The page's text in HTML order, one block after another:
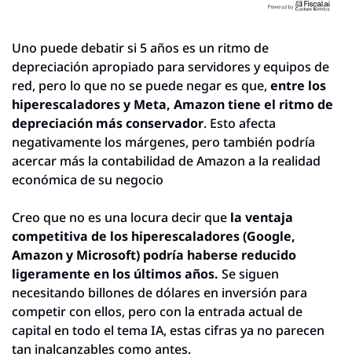
Uno puede debatir si 5 años es un ritmo de
depreciación apropiado para servidores y equipos de
red, pero lo que no se puede negar es que, entre los
hiperescaladores y Meta, Amazon tiene el ritmo de
depreciación más conservador. Esto afecta
negativamente los márgenes, pero también podría
acercar más la contabilidad de Amazon a la realidad
económica de su negocio
Creo que no es una locura decir que la ventaja
competitiva de los hiperescaladores (Google,
Amazon y Microsoft) podría haberse reducido
ligeramente en los últimos años. Se siguen
necesitando billones de dólares en inversión para
competir con ellos, pero con la entrada actual de
capital en todo el tema IA, estas cifras ya no parecen
tan inalcanzables como antes.